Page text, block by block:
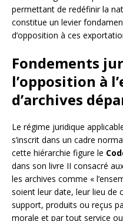
permettant de redéfinir la
constitue un levier
d’opposition à ces
Fondements
l’opposition à
d’archives
Le régime juridique
s’inscrit dans un cadre
cette hiérarchie figure le
dans son livre II consacré
les archives comme «
soient leur date, leur lieu de
support, produits ou reçus
morale et par tout service